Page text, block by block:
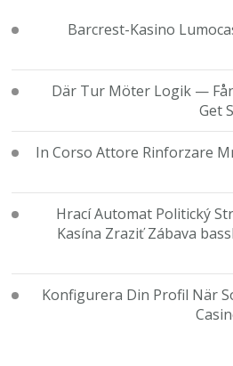
Barcrest-Kasino
Där Tur Möter Logik —
Get
In Corso Attore Rinforzare
Hrací Automat Politický
Kasína Zraziť Zábava
Konfigurera Din Profil När